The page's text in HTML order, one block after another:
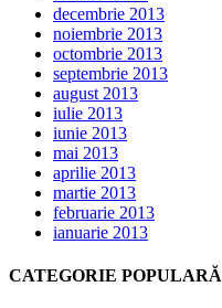
decembrie 2013
noiembrie 2013
octombrie 2013
septembrie 2013
august 2013
iulie 2013
iunie 2013
mai 2013
aprilie 2013
martie 2013
februarie 2013
ianuarie 2013
CATEGORIE POPULARĂ